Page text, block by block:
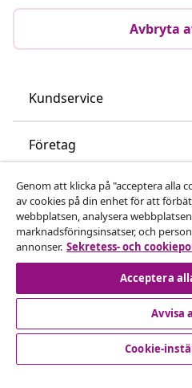
Avbryta
Kundservice
Företag
vidaXL
Upptäck mer
© 2008-2026 vidaXL
Genom att klicka på "acceptera alla
av cookies på din enhet för att
webbplatsen, analysera
marknadsföringsinsatser, och
annonser. Sekretess- och
Acceptera
Avvisa
Cookie-